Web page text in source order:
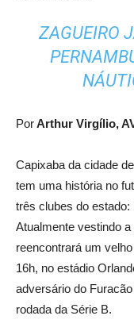
ZAGUEIRO
PorArthur Virgílio,
Capixaba da cidade
tem uma história no
três clubes do
Atualmente vestindo
reencontrará um
16h, no estádio
adversário do
rodada da Série B.